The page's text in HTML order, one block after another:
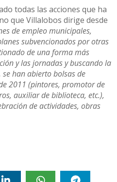
todas las acciones que ha
que Villalobos dirige desde
de empleo municipales,
subvencionados por otras
de una forma más
y las jornadas y buscando la
han abierto bolsas de
2011 (pintores, promotor de
auxiliar de biblioteca, etc.),
de actividades, obras